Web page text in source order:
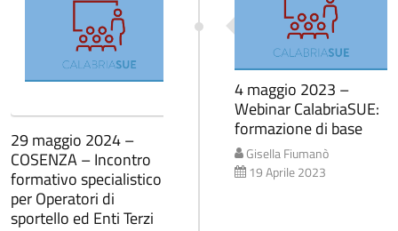
29 maggio 2024 –
COSENZA – Incontro
formativo specialistico
per Operatori di
sportello ed Enti Terzi
4 maggio 2023 –
Webinar CalabriaSUE:
formazione di base
Gisella Fiumanò
19 Aprile 2023